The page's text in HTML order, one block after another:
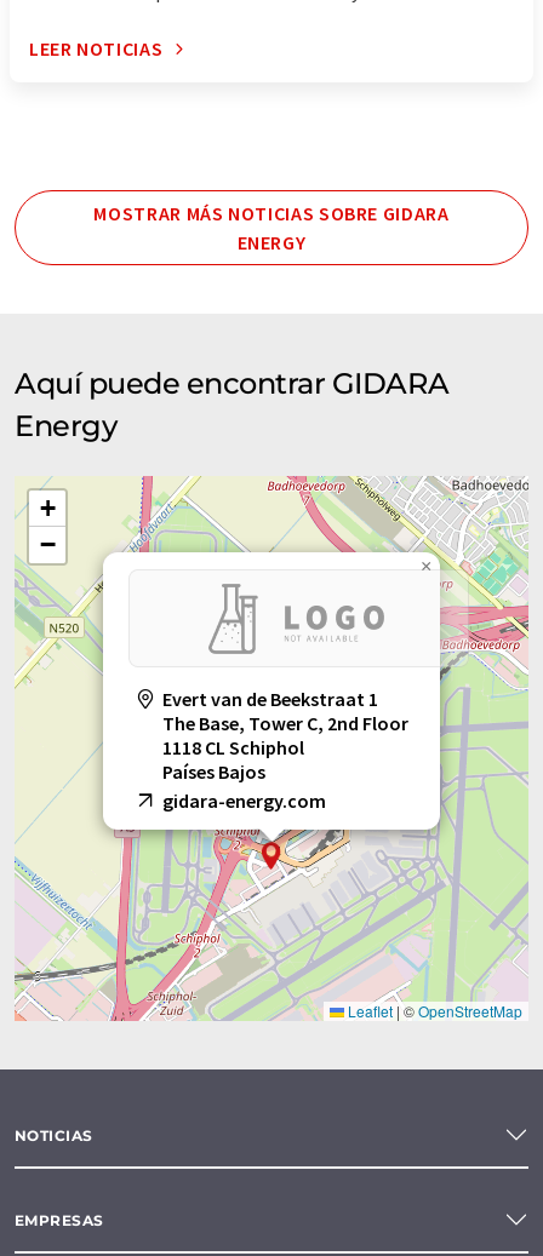
LEER NOTICIAS
MOSTRAR MÁS NOTICIAS SOBRE GIDARA
ENERGY
Aquí puede encontrar GIDARA
Energy
Evert van de Beekstraat 1
The Base, Tower C, 2nd Floor
1118 CL Schiphol
Países Bajos
gidara-energy.com
×
+
−
Leaflet | ©OpenStreetMap
NOTICIAS
EMPRESAS